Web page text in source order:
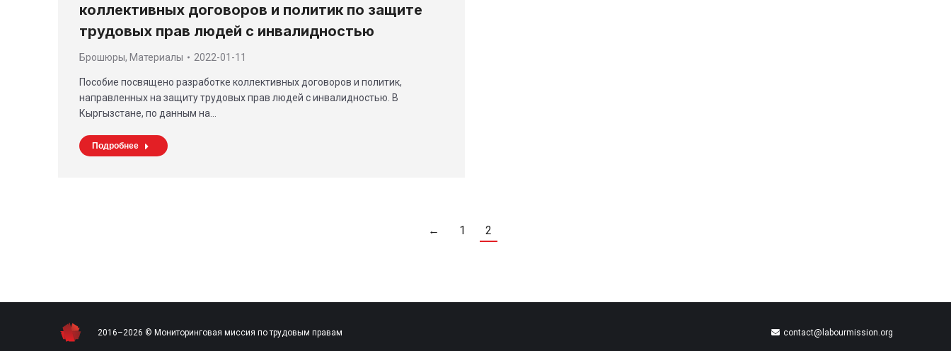
коллективных договоров и политик по защите
трудовых прав людей с инвалидностью
Брошюры, Материалы 2022-01-11
Пособие посвящено разработке коллективных договоров и политик,
направленных на защиту трудовых прав людей с инвалидностью. В
Кыргызстане, по данным на…
Подробнее
← 1 2
2016–2026 © Мониторинговая миссия по трудовым правам contact@labourmission.org